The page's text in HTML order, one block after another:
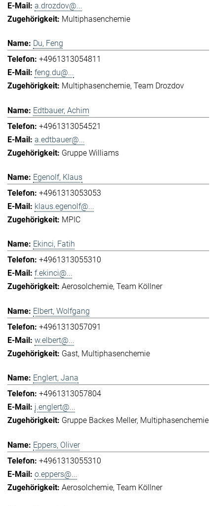
a.drozdov@...
Multiphasenchemie
Du, Feng
+4961313054811
feng.du@...
Multiphasenchemie Team Drozdov
Edtbauer, Achim
+4961313054521
a.edtbauer@...
Gruppe Williams
Egenolf, Klaus
+4961313053053
klaus.egenolf@...
MPIC
Ekinci, Fatih
+4961313055310
f.ekinci@...
Aerosolchemie Team Köllner
Elbert, Wolfgang
+4961313057091
w.elbert@...
Gast Multiphasenchemie
Englert, Jana
+4961313057804
j.englert@...
Gruppe Backes Meller Multiphasenchemie
Eppers, Oliver
+4961313055310
o.eppers@...
Aerosolchemie Team Köllner